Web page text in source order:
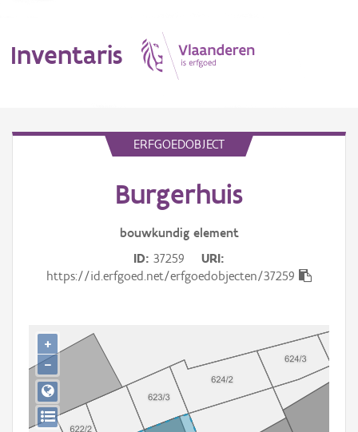
Inventaris
Gebeurtenis
Persoon of collectief
Downloads
ERFGOEDOBJECT
Burgerhuis
bouwkundig element
ID 37259
URI
https://id.erfgoed.net/erfgoedobjecten/37259
+
−